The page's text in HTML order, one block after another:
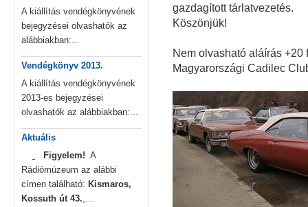
A kiállítás vendégkönyvének
bejegyzései olvashatók az
alábbiakban:...
Vendégkönyv 2013.
A kiállítás vendégkönyvének
2013-es bejegyzései
olvashatók az alábbiakban:...
Aktuális
Figyelem! A
Rádiómúzeum az alábbi
címen található: Kismaros,
Kossuth út 43.,...
gazdagított tárlatvezetés.
Köszönjük!
Nem olvasható aláírás +20
Magyarországi Cadilec